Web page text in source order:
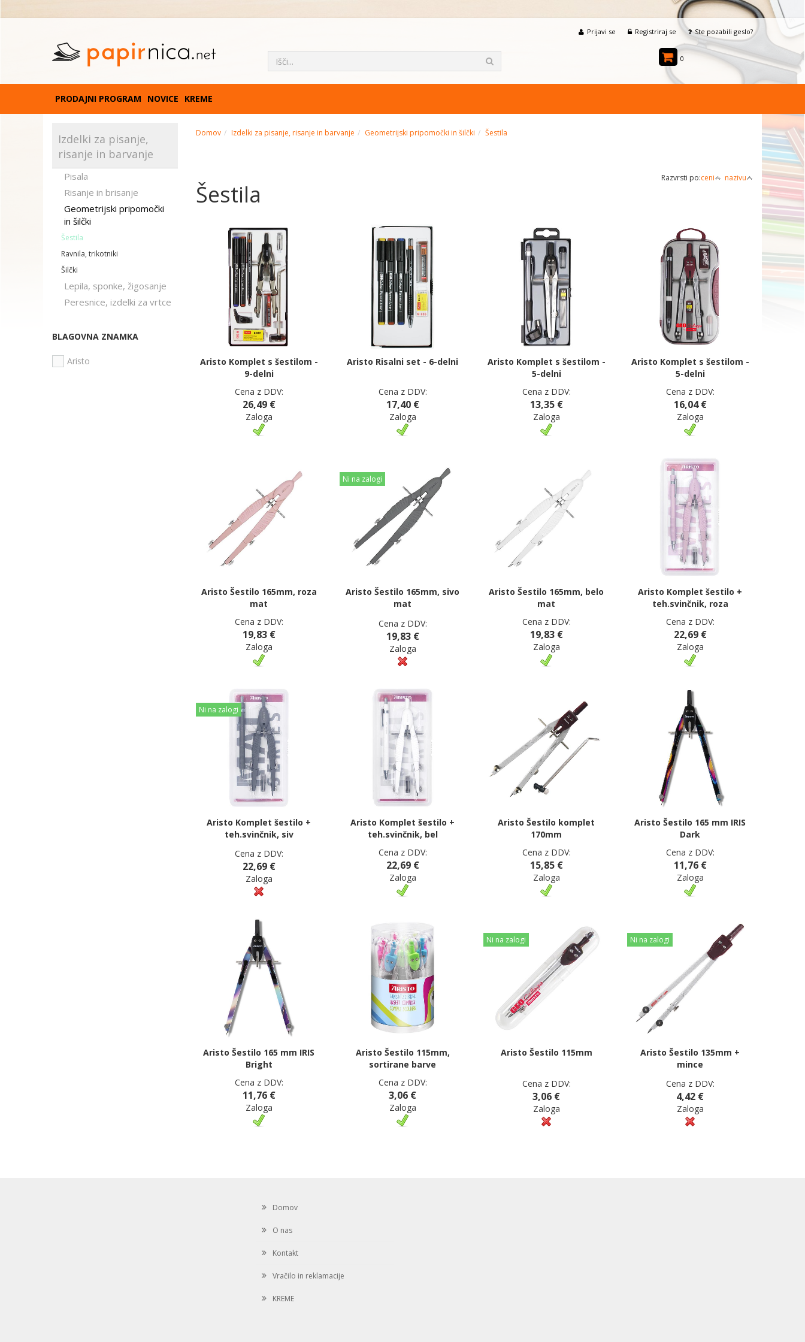
Prijavi se Registriraj se Ste pozabili geslo?
0
PRODAJNI PROGRAM NOVICE KREME
Izdelki za pisanje,
risanje in barvanje
Pisala
Risanje in brisanje
Geometrijski pripomočki
in šilčki
Šestila
Ravnila, trikotniki
Šilčki
Lepila, sponke, žigosanje
Peresnice, izdelki za vrtce
BLAGOVNA ZNAMKA
Aristo
Domov Izdelki za pisanje, risanje in barvanje Geometrijski pripomočki in šilčki Šestila
Razvrsti po:ceni nazivu
Šestila
Aristo Komplet s šestilom -
9-delni
Cena z DDV:
26,49 €
Zaloga
Aristo Risalni set - 6-delni
Cena z DDV:
17,40 €
Zaloga
Aristo Komplet s šestilom -
5-delni
Cena z DDV:
13,35 €
Zaloga
Aristo Komplet s šestilom -
5-delni
Cena z DDV:
16,04 €
Zaloga
Aristo Šestilo 165mm, roza
mat
Cena z DDV:
19,83 €
Zaloga
Ni na zalogi
Aristo Šestilo 165mm, sivo
mat
Cena z DDV:
19,83 €
Zaloga
Aristo Šestilo 165mm, belo
mat
Cena z DDV:
19,83 €
Zaloga
Aristo Komplet šestilo +
teh.svinčnik, roza
Cena z DDV:
22,69 €
Zaloga
Ni na zalogi
Aristo Komplet šestilo +
teh.svinčnik, siv
Cena z DDV:
22,69 €
Zaloga
Aristo Komplet šestilo +
teh.svinčnik, bel
Cena z DDV:
22,69 €
Zaloga
Aristo Šestilo komplet
170mm
Cena z DDV:
15,85 €
Zaloga
Aristo Šestilo 165 mm IRIS
Dark
Cena z DDV:
11,76 €
Zaloga
Aristo Šestilo 165 mm IRIS
Bright
Cena z DDV:
11,76 €
Zaloga
Aristo Šestilo 115mm,
sortirane barve
Cena z DDV:
3,06 €
Zaloga
Ni na zalogi
Aristo Šestilo 115mm
Cena z DDV:
3,06 €
Zaloga
Ni na zalogi
Aristo Šestilo 135mm +
mince
Cena z DDV:
4,42 €
Zaloga
Domov
O nas
Kontakt
Vračilo in reklamacije
KREME